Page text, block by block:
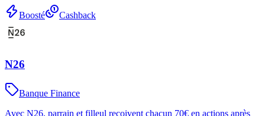
Boosté Cashback
N26
Banque Finance
Avec N26, parrain et filleul reçoivent chacun 70€ en actions après